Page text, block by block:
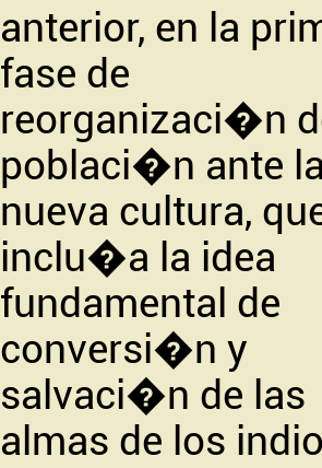
anterior, en la
fase de
reorganizaci�n
poblaci�n ante
nueva cultura,
inclu�a la idea
fundamental de
conversi�n y
salvaci�n de las
almas de los